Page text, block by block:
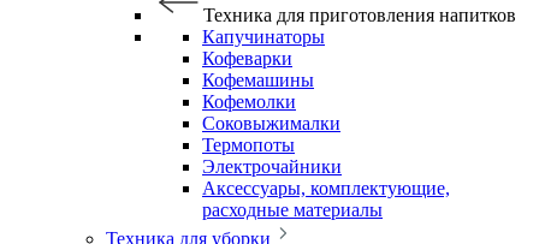
Техника для приготовления напитков
Капучинаторы
Кофеварки
Кофемашины
Кофемолки
Соковыжималки
Термопоты
Электрочайники
Аксессуары, комплектующие,
расходные материалы
Техника для уборки